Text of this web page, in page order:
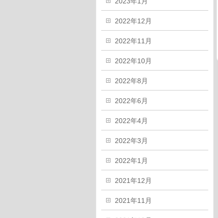
2022年12月
2022年11月
2022年10月
2022年8月
2022年6月
2022年4月
2022年3月
2022年1月
2021年12月
2021年11月